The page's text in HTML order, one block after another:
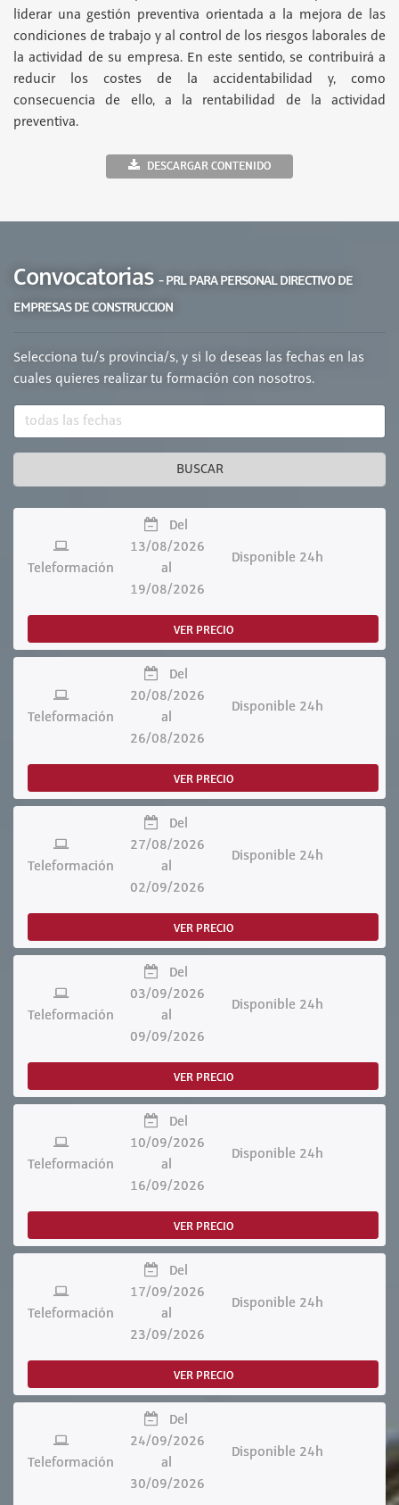
liderar una gestión preventiva orientada a la mejora de las
condiciones de trabajo y al control de los riesgos laborales de
la actividad de su empresa. En este sentido, se contribuirá a
reducir los costes de la accidentabilidad y, como
consecuencia de ello, a la rentabilidad de la actividad
preventiva.
DESCARGAR CONTENIDO
Convocatorias - PRL PARA PERSONAL DIRECTIVO DE
EMPRESAS DE CONSTRUCCION
Selecciona tu/s provincia/s, y si lo deseas las fechas en las
cuales quieres realizar tu formación con nosotros.
BUSCAR
Teleformación
Del
13/08/2026
al
19/08/2026
Disponible 24h
VER PRECIO
Teleformación
Del
20/08/2026
al
26/08/2026
Disponible 24h
VER PRECIO
Teleformación
Del
27/08/2026
al
02/09/2026
Disponible 24h
VER PRECIO
Teleformación
Del
03/09/2026
al
09/09/2026
Disponible 24h
VER PRECIO
Teleformación
Del
10/09/2026
al
16/09/2026
Disponible 24h
VER PRECIO
Teleformación
Del
17/09/2026
al
23/09/2026
Disponible 24h
VER PRECIO
Teleformación
Del
24/09/2026
al
30/09/2026
Disponible 24h